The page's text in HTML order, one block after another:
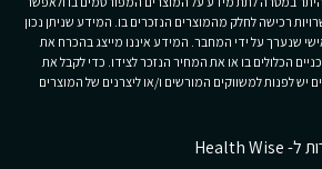
רכישה לחלק מהמוצרים הנזכרים בו. המידע שניתן נכון
שנערך על ידי המחבר. המידע איננו מייצג בהכרח את
הכלולים בו או את המחיר הנזכר לצידו. כדי לקבל את
יש לפנות למשווקים המורשים ו/או ליצרנים של המוצרים